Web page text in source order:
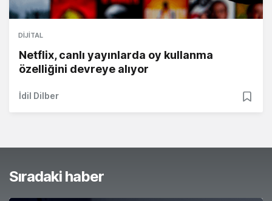
DIJITAL
Netflix, canlı yayınlarda oy kullanma
özelliğini devreye alıyor
İdil Dilber
Sıradaki haber